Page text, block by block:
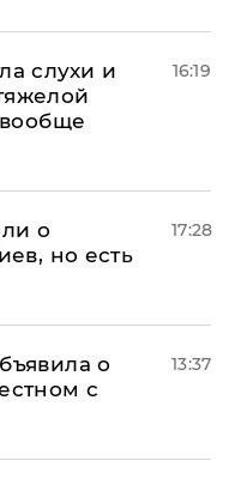
слухи и
16:19
о
но есть
17:28
о
с
13:37